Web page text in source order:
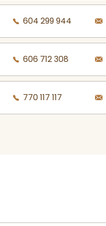
604 299 944
606 712 308
770 117 117